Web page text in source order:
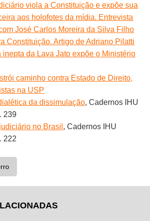
viola a Constituição e expõe sua
aos holofotes da mídia. Entrevista
José Carlos Moreira da Silva Filho
Constituição. Artigo de Adriano Pilatti
inepta da Lava Jato expõe o Ministério
caminho contra Estado de Direito,
na USP
da dissimulação, Cadernos IHU
239
no Brasil , Cadernos IHU
222